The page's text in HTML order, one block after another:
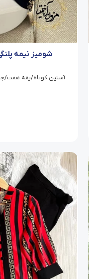
شومیز نیمه
آستین کوتاه/یقه هفت/جنس